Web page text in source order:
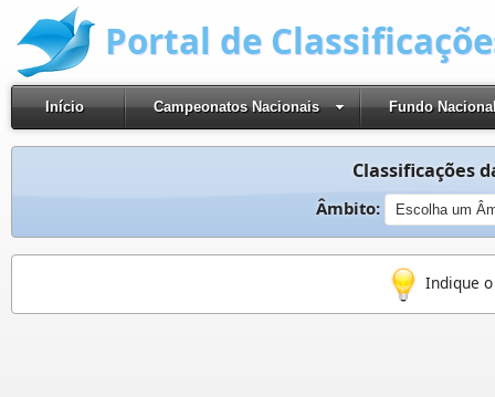
Portal de
Início Campeonatos Nacionais Fundo
Classificações
Âmbito:
Indique